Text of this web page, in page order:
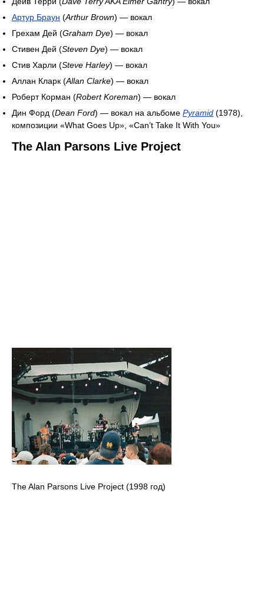
Артур Браун (Arthur Brown) — вокал
Грехам Дей (Graham Dye) — вокал
Стивен Дей (Steven Dye) — вокал
Стив Харли (Steve Harley) — вокал
Аллан Кларк (Allan Clarke) — вокал
Роберт Корман (Robert Koreman) — вокал
Дин Форд (Dean Ford) — вокал на альбоме Pyramid (1978),
композиции «What Goes Up», «Can’t Take It With You»
The Alan Parsons Live Project
The Alan Parsons Live Project (1998 год)